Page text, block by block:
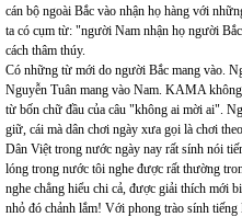
cán bộ ngoài Bắc vào nhận họ hàng với
ta có cụm từ: "người Nam nhận họ người
cách thâm thúy.
Có những từ mới do người Bắc mang vào.
Nguyễn Tuân mang vào Nam. KAMA
từ bốn chữ đầu của câu "không ai mời ai".
giữ, cái mà dân chơi ngày xưa gọi là chơi
Dân Việt trong nước ngày nay rất sính nói
lóng trong nước tôi nghe được rất thường
nghe chẳng hiểu chi cả, được giải thích mới
nhỏ đó chảnh lắm! Với phong trào sính